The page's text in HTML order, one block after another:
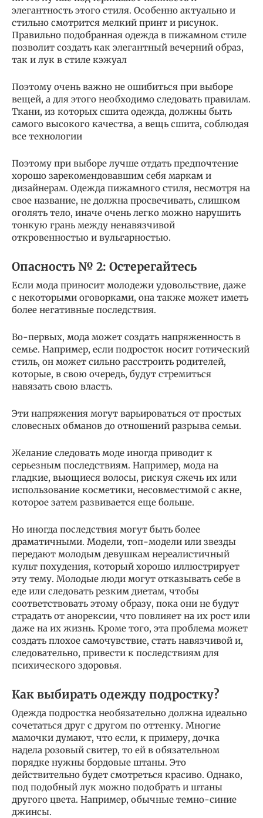
элегантность этого стиля. Особенно актуально и
стильно смотрится мелкий принт и рисунок.
Правильно подобранная одежда в пижамном стиле
позволит создать как элегантный вечерний образ,
так и лук в стиле кэжуал
Поэтому очень важно не ошибиться при выборе
вещей, а для этого необходимо следовать правилам.
Ткани, из которых сшита одежда, должны быть
самого высокого качества, а вещь сшита, соблюдая
все технологии
Поэтому при выборе лучше отдать предпочтение
хорошо зарекомендовавшим себя маркам и
дизайнерам. Одежда пижамного стиля, несмотря на
свое название, не должна просвечивать, слишком
оголять тело, иначе очень легко можно нарушить
тонкую грань между ненавязчивой
откровенностью и вульгарностью.
Опасность № 2: Остерегайтесь
Если мода приносит молодежи удовольствие, даже
с некоторыми оговорками, она также может иметь
более негативные последствия.
Во-первых, мода может создать напряженность в
семье. Например, если подросток носит готический
стиль, он может сильно расстроить родителей,
которые, в свою очередь, будут стремиться
навязать свою власть.
Эти напряжения могут варьироваться от простых
словесных обманов до отношений разрыва семьи.
Желание следовать моде иногда приводит к
серьезным последствиям. Например, мода на
гладкие, вьющиеся волосы, рискуя сжечь их или
использование косметики, несовместимой с акне,
которое затем развивается еще больше.
Но иногда последствия могут быть более
драматичными. Модели, топ-модели или звезды
передают молодым девушкам нереалистичный
культ похудения, который хорошо иллюстрирует
эту тему. Молодые люди могут отказывать себе в
еде или следовать резким диетам, чтобы
соответствовать этому образу, пока они не будут
страдать от анорексии, что повлияет на их рост или
даже на их жизнь. Кроме того, эта проблема может
создать плохое самочувствие, стать навязчивой и,
следовательно, привести к последствиям для
психического здоровья.
Как выбирать одежду подростку?
Одежда подростка необязательно должна идеально
сочетаться друг с другом по оттенку. Многие
мамочки думают, что если, к примеру, дочка
надела розовый свитер, то ей в обязательном
порядке нужны бордовые штаны. Это
действительно будет смотреться красиво. Однако,
под подобный лук можно подобрать и штаны
другого цвета. Например, обычные темно-синие
джинсы.